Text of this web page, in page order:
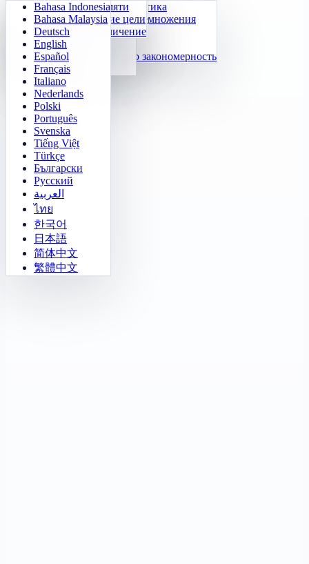
Ежедневная арифметика
Тренажёр таблицы умножения
Быстрый счёт 24
Функции
Заполни числовую закономерность
Судоку
Числовой Клоцки
2048
Тетрис
Сапёр
Гомоку
Выключи свет
Миссия в лабиринте
Сокобан Челлендж
Матрица памяти
Отслеживание цели
Быстрое различение
Bahasa Indonesia
Bahasa Malaysia
Deutsch
English
Español
Français
Italiano
Nederlands
Polski
Português
Svenska
Tiếng Việt
Türkçe
Български
Русский
العربية
ไทย
한국어
日本語
简体中文
繁體中文